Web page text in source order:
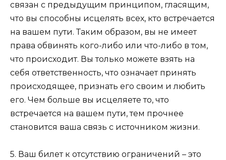
связан с предыдущим принципом, гласящим,
что вы способны исцелять всех, кто встречается
на вашем пути. Таким образом, вы не имеет
права обвинять кого-либо или что-либо в том,
что происходит. Вы только можете взять на
себя ответственность, что означает принять
происходящее, признать его своим и любить
его. Чем больше вы исцеляете то, что
встречается на вашем пути, тем прочнее
становится ваша связь с источником жизни.
5. Ваш билет к отсутствию ограничений – это